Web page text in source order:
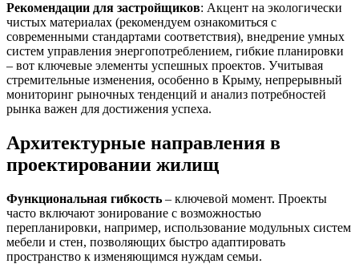
Рекомендации для застройщиков: Акцент на экологически
чистых материалах (рекомендуем ознакомиться с
современными стандартами соответствия), внедрение умных
систем управления энергопотреблением, гибкие планировки
– вот ключевые элементы успешных проектов. Учитывая
стремительные изменения, особенно в Крыму, непрерывный
мониторинг рыночных тенденций и анализ потребностей
рынка важен для достижения успеха.
Архитектурные направления в
проектировании жилищ
Функциональная гибкость – ключевой момент. Проекты
часто включают зонирование с возможностью
перепланировки, например, использование модульных систем
мебели и стен, позволяющих быстро адаптировать
пространство к изменяющимся нуждам семьи.